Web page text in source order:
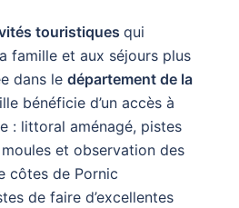
touristiquesqui
famille et aux séjours plus
dans ledépartement de la
bénéficie d’un accès à
: littoral aménagé, pistes
et observation des
côtes de Pornic
de faire d’excellentes